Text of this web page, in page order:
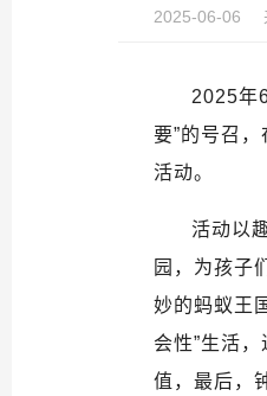
2025-06-06
2025年
要”的号召
活动。
活动以
园，为孩子
妙的蚂蚁王
会性”生活
值，最后，